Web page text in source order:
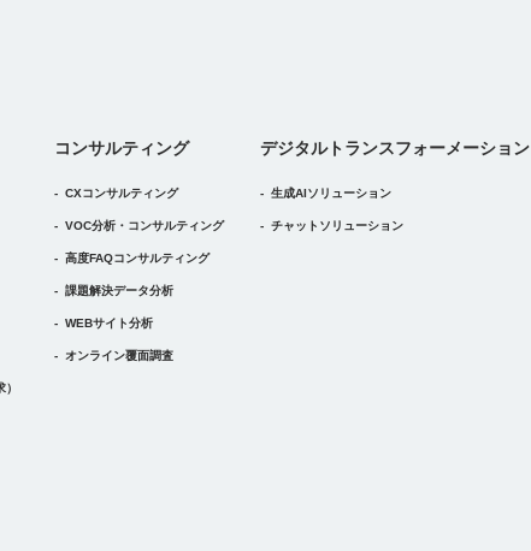
コンサルティング
CXコンサルティング
VOC分析・コンサルティング
高度FAQコンサルティング
課題解決データ分析
WEBサイト分析
オンライン覆面調査
デジタルトランスフォーメーション
デジタルトランスフォーメーション
生成AIソリューション
チャットソリューション